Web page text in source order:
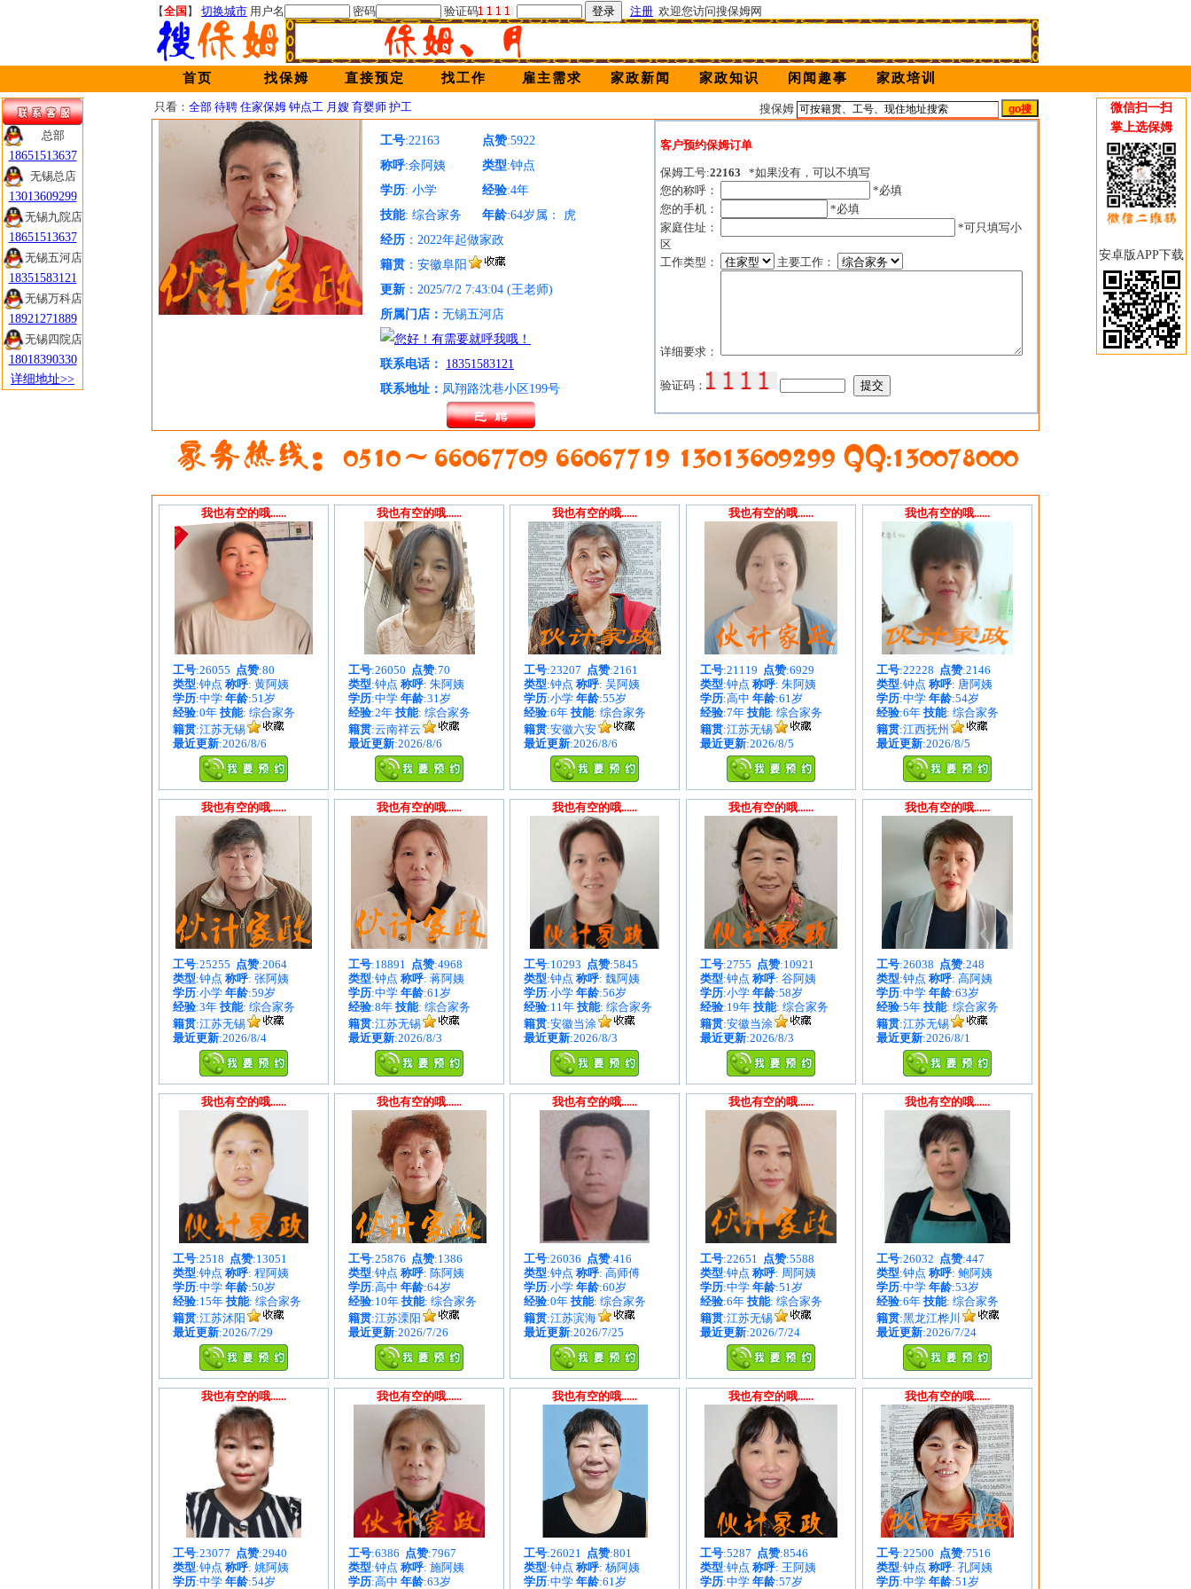
【全国 】 切换城市 用户名 密码 验证码 注册 欢迎您访问搜保姆网
首页 找保姆 直接预定 找工作 雇主需求 家政新闻 家政知识 闲闻趣事 家政培训
只看： 全部 待聘 住家保姆 钟点工 月嫂 育婴师 护工 搜保姆
工号:22163 点赞:5922
称呼:余阿姨 类型:钟点
学历: 小学 经验:4年
技能: 综合家务 年龄:64岁属： 虎
经历 ：2022年起做家政
籍贯 ：安徽阜阳
更新 ：2025/7/2 7:43:04 (王老师)
所属门店： 无锡五河店
联系电话：
18351583121
联系地址： 凤翔路沈巷小区199号
客户预约保姆订单
保姆工号:22163
*如果没有，可以不填写
您的称呼：
*必填
您的手机：
*必填
家庭住址：
*可只填写小
区
工作类型：
主要工作：
详细要求：
验证码：
我也有空的哦......
工号:26055 点赞:80
类型:钟点 称呼: 黄阿姨
学历:中学 年龄:51岁
经验:0年 技能: 综合家务
籍贯:江苏无锡
最近更新:2026/8/6
我也有空的哦......
工号:26050 点赞:70
类型:钟点 称呼: 朱阿姨
学历:中学 年龄:31岁
经验:2年 技能: 综合家务
籍贯:云南祥云
最近更新:2026/8/6
我也有空的哦......
工号:23207 点赞:2161
类型:钟点 称呼: 吴阿姨
学历:小学 年龄:55岁
经验:6年 技能: 综合家务
籍贯:安徽六安
最近更新:2026/8/6
我也有空的哦......
工号:21119 点赞:6929
类型:钟点 称呼: 朱阿姨
学历:高中 年龄:61岁
经验:7年 技能: 综合家务
籍贯:江苏无锡
最近更新:2026/8/5
我也有空的哦......
工号:22228 点赞:2146
类型:钟点 称呼: 唐阿姨
学历:中学 年龄:54岁
经验:6年 技能: 综合家务
籍贯:江西抚州
最近更新:2026/8/5
我也有空的哦......
工号:25255 点赞:2064
类型:钟点 称呼: 张阿姨
学历:小学 年龄:59岁
经验:3年 技能: 综合家务
籍贯:江苏无锡
最近更新:2026/8/4
我也有空的哦......
工号:18891 点赞:4968
类型:钟点 称呼: 蒋阿姨
学历:中学 年龄:61岁
经验:8年 技能: 综合家务
籍贯:江苏无锡
最近更新:2026/8/3
我也有空的哦......
工号:10293 点赞:5845
类型:钟点 称呼: 魏阿姨
学历:小学 年龄:56岁
经验:11年 技能: 综合家务
籍贯:安徽当涂
最近更新:2026/8/3
我也有空的哦......
工号:2755 点赞:10921
类型:钟点 称呼: 谷阿姨
学历:小学 年龄:58岁
经验:19年 技能: 综合家务
籍贯:安徽当涂
最近更新:2026/8/3
我也有空的哦......
工号:26038 点赞:248
类型:钟点 称呼: 高阿姨
学历:中学 年龄:63岁
经验:5年 技能: 综合家务
籍贯:江苏无锡
最近更新:2026/8/1
我也有空的哦......
工号:2518 点赞:13051
类型:钟点 称呼: 程阿姨
学历:中学 年龄:50岁
经验:15年 技能: 综合家务
籍贯:江苏沭阳
最近更新:2026/7/29
我也有空的哦......
工号:25876 点赞:1386
类型:钟点 称呼: 陈阿姨
学历:高中 年龄:64岁
经验:10年 技能: 综合家务
籍贯:江苏溧阳
最近更新:2026/7/26
我也有空的哦......
工号:26036 点赞:416
类型:钟点 称呼: 高师傅
学历:小学 年龄:60岁
经验:0年 技能: 综合家务
籍贯:江苏滨海
最近更新:2026/7/25
我也有空的哦......
工号:22651 点赞:5588
类型:钟点 称呼: 周阿姨
学历:中学 年龄:51岁
经验:6年 技能: 综合家务
籍贯:江苏无锡
最近更新:2026/7/24
我也有空的哦......
工号:26032 点赞:447
类型:钟点 称呼: 鲍阿姨
学历:中学 年龄:53岁
经验:6年 技能: 综合家务
籍贯:黑龙江桦川
最近更新:2026/7/24
我也有空的哦......
工号:23077 点赞:2940
类型:钟点 称呼: 姚阿姨
学历:中学 年龄:54岁
我也有空的哦......
工号:6386 点赞:7967
类型:钟点 称呼: 施阿姨
学历:高中 年龄:63岁
我也有空的哦......
工号:26021 点赞:801
类型:钟点 称呼: 杨阿姨
学历:中学 年龄:61岁
我也有空的哦......
工号:5287 点赞:8546
类型:钟点 称呼: 王阿姨
学历:中学 年龄:57岁
我也有空的哦......
工号:22500 点赞:7516
类型:钟点 称呼: 孔阿姨
学历:中学 年龄:51岁
总部
18651513637
无锡总店
13013609299
无锡九院店
18651513637
无锡五河店
18351583121
无锡万科店
18921271889
无锡四院店
18018390330
详细地址>>
微信扫一扫
掌上选保姆
安卓版APP下载